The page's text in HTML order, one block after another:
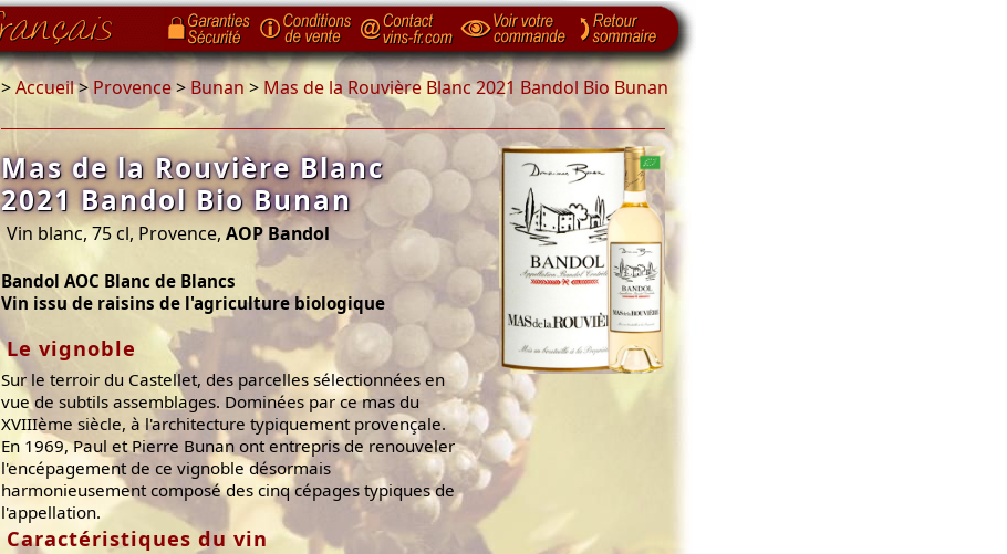
>Accueil>Provence> Bunan > Mas de la Rouvière Blanc 2021 Bandol Bio Bunan
Mas de la Rouvière Blanc
2021 Bandol Bio Bunan
Vin blanc, 75 cl, Provence, AOP Bandol
Bandol AOC Blanc de Blancs
Vin issu de raisins de l'agriculture biologique
Le vignoble
Sur le terroir du Castellet, des parcelles sélectionnées en
vue de subtils assemblages. Dominées par ce mas du
XVIIIème siècle, à l'architecture typiquement provençale.
En 1969, Paul et Pierre Bunan ont entrepris de renouveler
l'encépagement de ce vignoble désormais
harmonieusement composé des cinq cépages typiques de
l'appellation.
Caractéristiques du vin